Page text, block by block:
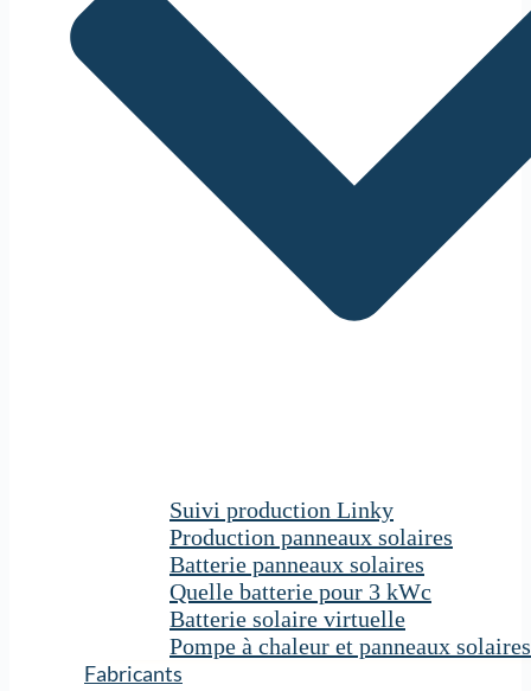
Suivi production Linky
Production panneaux solaires
Batterie panneaux solaires
Quelle batterie pour 3 kWc
Batterie solaire virtuelle
Pompe à chaleur et panneaux solaires
Fabricants